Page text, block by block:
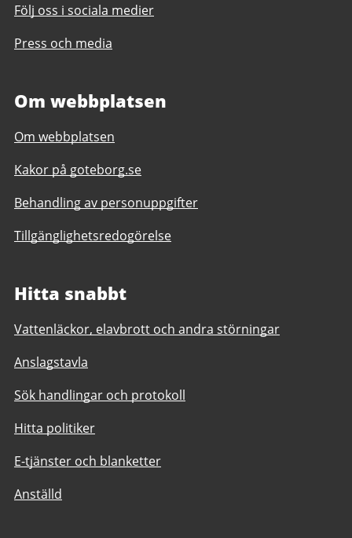
Följ oss i sociala medier
Press och media
Om webbplatsen
Om webbplatsen
Kakor på goteborg.se
Behandling av personuppgifter
Tillgänglighetsredogörelse
Hitta snabbt
Vattenläckor, elavbrott och andra störningar
Anslagstavla
Sök handlingar och protokoll
Hitta politiker
E-tjänster och blanketter
Anställd